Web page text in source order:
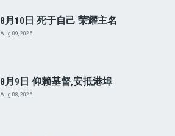
8月10日 死于自己 荣耀主名
Aug 09, 2026
8月9日 仰赖基督,安抵港埠
Aug 08, 2026